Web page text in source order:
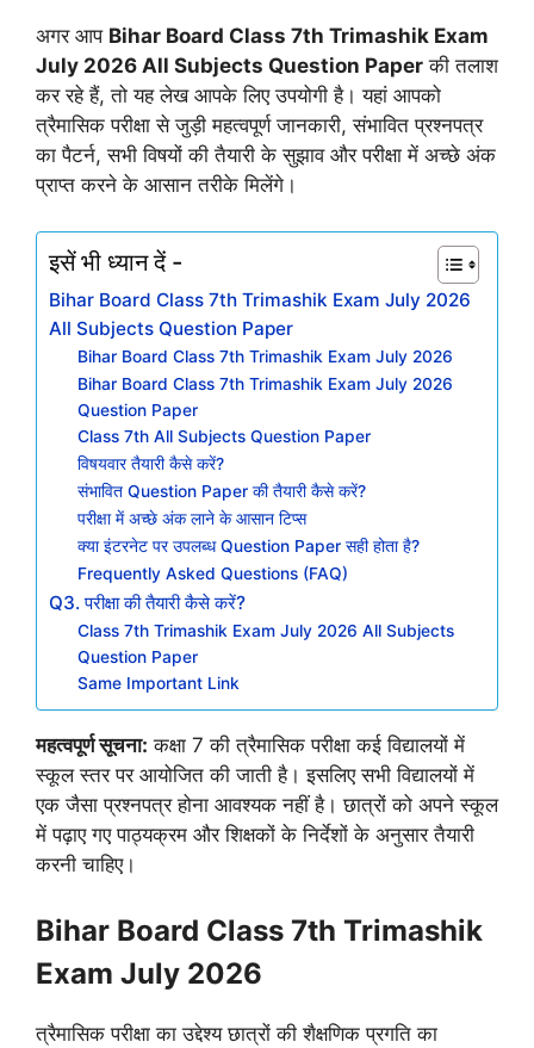
अगर आप Bihar Board Class 7th Trimashik Exam
July 2026 All Subjects Question Paper की तलाश
कर रहे हैं, तो यह लेख आपके लिए उपयोगी है। यहां आपको
त्रैमासिक परीक्षा से जुड़ी महत्वपूर्ण जानकारी, संभावित प्रश्नपत्र
का पैटर्न, सभी विषयों की तैयारी के सुझाव और परीक्षा में अच्छे अंक
प्राप्त करने के आसान तरीके मिलेंगे।
इसें भी ध्यान दें -
Bihar Board Class 7th Trimashik Exam July 2026
All Subjects Question Paper
Bihar Board Class 7th Trimashik Exam July 2026
Bihar Board Class 7th Trimashik Exam July 2026
Question Paper
Class 7th All Subjects Question Paper
विषयवार तैयारी कैसे करें?
संभावित Question Paper की तैयारी कैसे करें?
परीक्षा में अच्छे अंक लाने के आसान टिप्स
क्या इंटरनेट पर उपलब्ध Question Paper सही होता है?
Frequently Asked Questions (FAQ)
Q3. परीक्षा की तैयारी कैसे करें?
Class 7th Trimashik Exam July 2026 All Subjects
Question Paper
Same Important Link
महत्वपूर्ण सूचना: कक्षा 7 की त्रैमासिक परीक्षा कई विद्यालयों में
स्कूल स्तर पर आयोजित की जाती है। इसलिए सभी विद्यालयों में
एक जैसा प्रश्नपत्र होना आवश्यक नहीं है। छात्रों को अपने स्कूल
में पढ़ाए गए पाठ्यक्रम और शिक्षकों के निर्देशों के अनुसार तैयारी
करनी चाहिए।
Bihar Board Class 7th Trimashik
Exam July 2026
त्रैमासिक परीक्षा का उद्देश्य छात्रों की शैक्षणिक प्रगति का